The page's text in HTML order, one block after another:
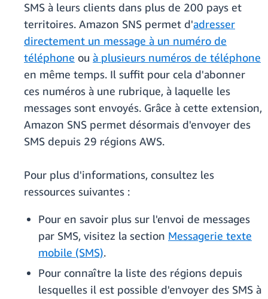
SMS à leurs clients dans plus de 200 pays et
territoires. Amazon SNS permet d'adresser
directement un message à un numéro de
téléphone ou à plusieurs numéros de téléphone
en même temps. Il suffit pour cela d'abonner
ces numéros à une rubrique, à laquelle les
messages sont envoyés. Grâce à cette extension,
Amazon SNS permet désormais d'envoyer des
SMS depuis 29 régions AWS.
Pour plus d'informations, consultez les
ressources suivantes :
Pour en savoir plus sur l'envoi de messages
par SMS, visitez la section Messagerie texte
mobile (SMS).
Pour connaître la liste des régions depuis
lesquelles il est possible d'envoyer des SMS à